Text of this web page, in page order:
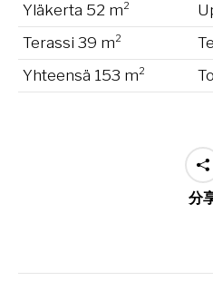
Yläkerta 52 m²
Terassi 39 m²
Yhteensä 153 m²
分